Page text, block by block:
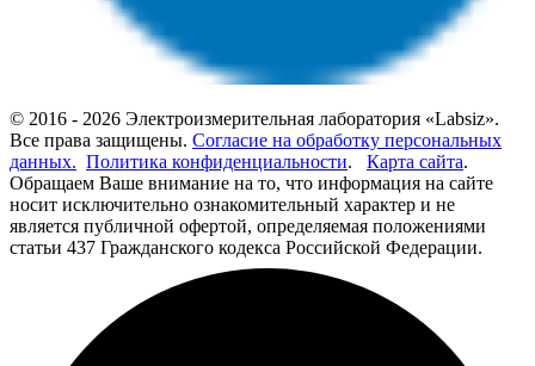
© 2016 - 2026 Электроизмерительная лаборатория «Labsiz».
Все права защищены. Согласие на обработку персональных
данных. Политика конфиденциальности. Карта сайта.
Обращаем Ваше внимание на то, что информация на сайте
носит исключительно ознакомительный характер и не
является публичной офертой, определяемая положениями
статьи 437 Гражданского кодекса Российской Федерации.